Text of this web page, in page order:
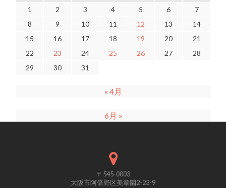
1
2 3 4 5 6
7
8
9 10 11 12 13
14
15
16 17 18 19 20
21
22
23 24 25 26 27
28
29
30 31
« 4月
6月 »
〒545-0003
大阪市阿倍野区美章園2-23-9